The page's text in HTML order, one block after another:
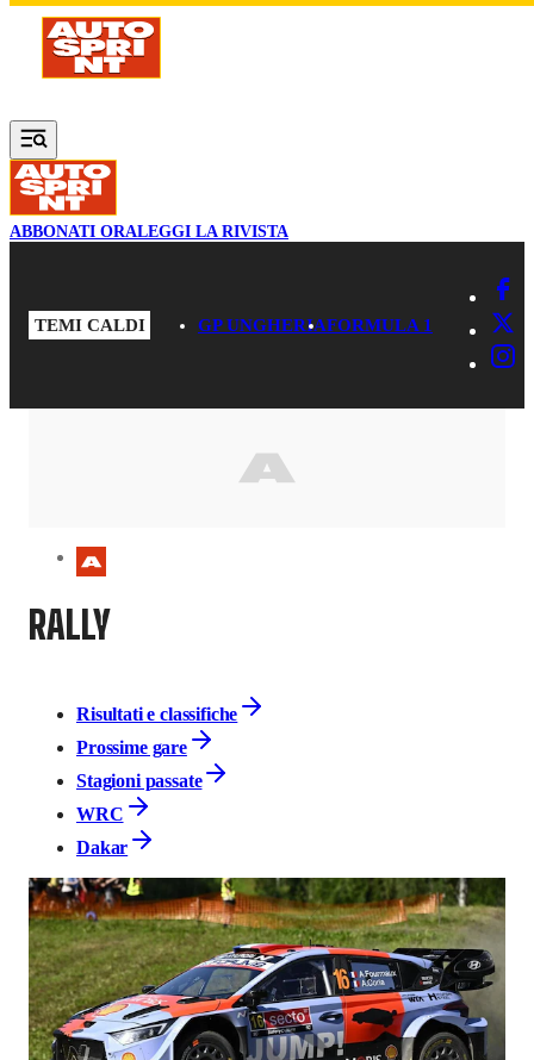
Vai al contenuto principale
ABBONATI ORALEGGI LA RIVISTA
TEMI CALDI GP UNGHERIAFORMULA 1
RALLY
Risultati e classifiche
Prossime gare
Stagioni passate
WRC
Dakar